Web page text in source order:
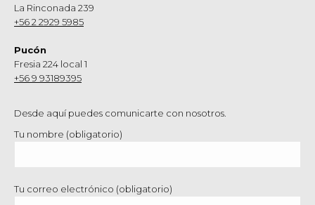
La Rinconada 239
+56 2 2929 5985
Pucón
Fresia 224 local 1
+56 9 93189395
Desde aquí puedes comunicarte con nosotros.
Tu nombre (obligatorio)
Tu correo electrónico (obligatorio)